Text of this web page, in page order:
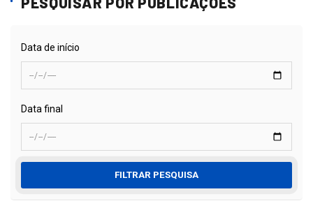
Data de início
Data final
FILTRAR PESQUISA